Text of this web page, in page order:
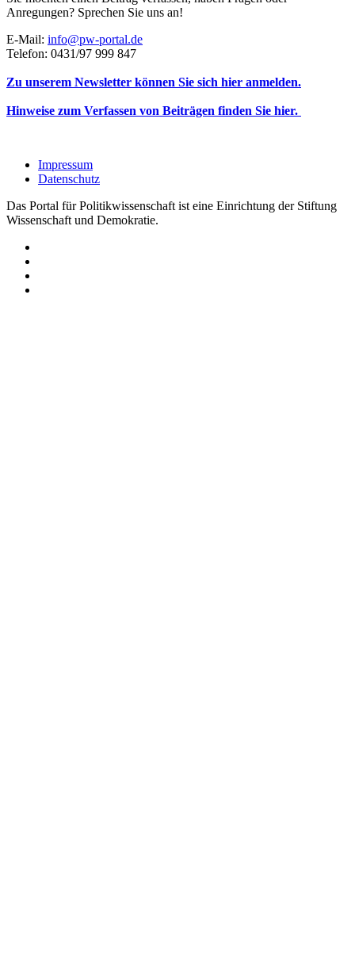
Anregungen? Sprechen Sie uns an!
E-Mail: info@pw-portal.de
Telefon: 0431/97 999 847
Zu unserem Newsletter können Sie sich hier anmelden.
Hinweise zum Verfassen von Beiträgen finden Sie hier.
Impressum
Datenschutz
Das Portal für Politikwissenschaft ist eine Einrichtung der Stiftung
Wissenschaft und Demokratie.